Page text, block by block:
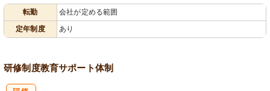
転勤
会社が定める範囲
定年制度
あり
研修制度教育サポート体制